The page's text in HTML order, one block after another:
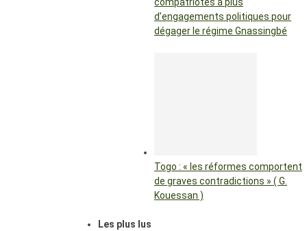
compatriotes à plus
d’engagements politiques pour
dégager le régime Gnassingbé
Togo : « les réformes comportent
de graves contradictions » ( G.
Kouessan )
Les plus lus